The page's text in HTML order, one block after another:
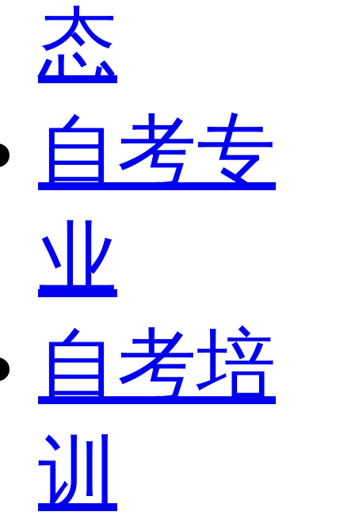
态
自考专
业
自考培
训